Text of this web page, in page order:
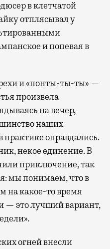
в клетчатой
отплясывал у
и попевая в
и «понты-ты-ты» —
произвела
на вечер,
наших
практике оправдались.
некое единение. В
приключение, так
мы понимаем, что в
на какое-то время
— это лучший вариант,
огней внесли